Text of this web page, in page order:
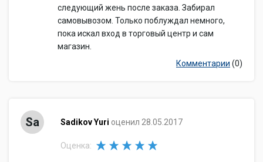
следующий жень после заказа. Забирал
самовывозом. Только поблуждал немного,
пока искал вход в торговый центр и сам
магазин.
Комментарии (0)
Sa Sadikov Yuri оценил 28.05.2017
Оценка: